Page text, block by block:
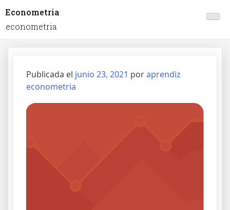
Econometria
econometria
Publicada el junio 23, 2021 poraprendiz
econometria